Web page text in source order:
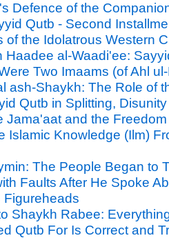
Defence of the
Qutb - Second
of the Idolatrous Western
Haadee al-Waadi'ee:
Two Imaams (of Ahl
ash-Shaykh: The Role of
Qutb in Splitting,
Jama'aat and the
Islamic Knowledge (Ilm)
The People Began to
Faults After He Spoke
Figureheads
Shaykh Rabee:
Qutb For Is Correct and